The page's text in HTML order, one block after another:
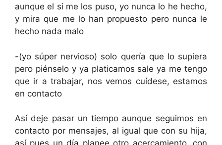
aunque el si me los puso, yo nunca lo he hecho,
y mira que me lo han propuesto pero nunca le
hecho nada malo
-(yo súper nervioso) solo quería que lo supiera
pero piénselo y ya platicamos sale ya me tengo
que ir a trabajar, nos vemos cuídese, estamos
en contacto
Así deje pasar un tiempo aunque seguimos en
contacto por mensajes, al igual que con su hija,
así pues un día planee otro acercamiento, con